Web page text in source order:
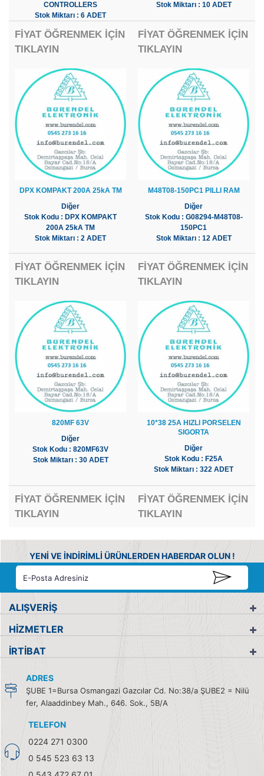
CONTROLLERS
Stok Miktarı : 6 ADET
FİYAT ÖĞRENMEK İÇİN
TIKLAYIN
Stok Miktarı : 10 ADET
FİYAT ÖĞRENMEK İÇİN
TIKLAYIN
DPX KOMPAKT 200A 25kA TM
Diğer
Stok Kodu : DPX KOMPAKT
200A 25kA TM
Stok Miktarı : 2 ADET
FİYAT ÖĞRENMEK İÇİN
TIKLAYIN
M48T08-150PC1 PILLI RAM
Diğer
Stok Kodu : G08294-M48T08-
150PC1
Stok Miktarı : 12 ADET
FİYAT ÖĞRENMEK İÇİN
TIKLAYIN
820MF 63V
Diğer
Stok Kodu : 820MF63V
Stok Miktarı : 30 ADET
FİYAT ÖĞRENMEK İÇİN
TIKLAYIN
10*38 25A HIZLI PORSELEN
SIGORTA
Diğer
Stok Kodu : F25A
Stok Miktarı : 322 ADET
FİYAT ÖĞRENMEK İÇİN
TIKLAYIN
YENİ VE İNDİRİMLİ ÜRÜNLERDEN HABERDAR OLUN !
ALIŞVERİŞ
HİZMETLER
İRTİBAT
ADRES
ŞUBE 1=Bursa Osmangazi Gazcılar Cd. No:38/a ŞUBE2 = Nilü
fer, Alaaddinbey Mah., 646. Sok., 5B/A
TELEFON
0224 271 0300
0 545 523 63 13